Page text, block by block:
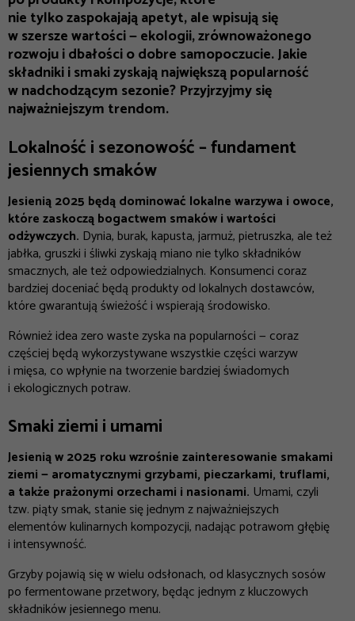
nie tylko zaspokajają apetyt, ale wpisują się
w szersze wartości — ekologii, zrównoważonego
rozwoju i dbałości o dobre samopoczucie. Jakie
składniki i smaki zyskają największą popularność
w nadchodzącym sezonie? Przyjrzyjmy się
najważniejszym trendom.
Lokalność i sezonowość – fundament
jesiennych smaków
Jesienią 2025 będą dominować lokalne warzywa i owoce,
które zaskoczą bogactwem smaków i wartości
odżywczych. Dynia, burak, kapusta, jarmuż, pietruszka, ale też
jabłka, gruszki i śliwki zyskają miano nie tylko składników
smacznych, ale też odpowiedzialnych. Konsumenci coraz
bardziej doceniać będą produkty od lokalnych dostawców,
które gwarantują świeżość i wspierają środowisko.
Również idea zero waste zyska na popularności — coraz
częściej będą wykorzystywane wszystkie części warzyw
i mięsa, co wpłynie na tworzenie bardziej świadomych
i ekologicznych potraw.
Smaki ziemi i umami
Jesienią w 2025 roku wzrośnie zainteresowanie smakami
ziemi — aromatycznymi grzybami, pieczarkami, truflami,
a także prażonymi orzechami i nasionami. Umami, czyli
tzw. piąty smak, stanie się jednym z najważniejszych
elementów kulinarnych kompozycji, nadając potrawom głębię
i intensywność.
Grzyby pojawią się w wielu odsłonach, od klasycznych sosów
po fermentowane przetwory, będąc jednym z kluczowych
składników jesiennego menu.